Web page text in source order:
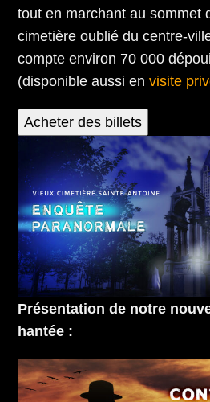
tout en marchant au sommet
cimetière oublié du centre-
compte environ 70 000
(disponible aussi envisite
Acheter des billets
Présentation de notre
hantée :